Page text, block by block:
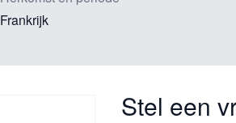
Frankrijk
Stel een